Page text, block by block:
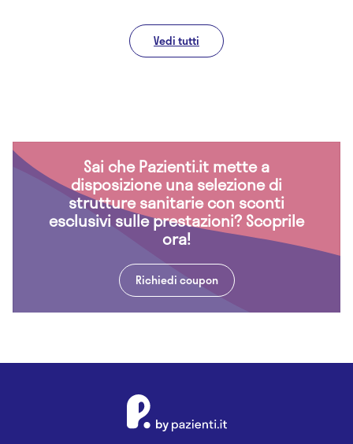
Vedi tutti
Sai che Pazienti.it mette a
disposizione una selezione di
strutture sanitarie con sconti
esclusivi sulle prestazioni? Scoprile
ora!
Richiedi coupon